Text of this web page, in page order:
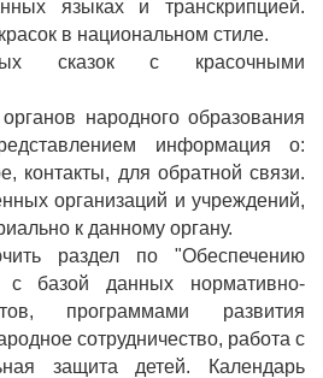
языках и транскрипцией.
в национальном стиле.
сказок с красочными
народного образования
информация о:
контакты, для обратной связи.
организаций и учреждений,
к данному органу.
раздел по "Обеспечению
с базой данных нормативно-
программами развития
сотрудничество, работа с
защита детей. Календарь